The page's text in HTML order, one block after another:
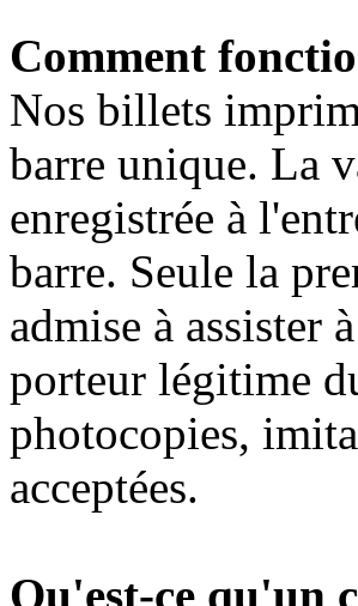
Comment
Nos billets
barre unique. La
enregistrée à
barre. Seule la
admise à assister
porteur légitime
photocopies,
acceptées.
Qu'est-ce qu'un